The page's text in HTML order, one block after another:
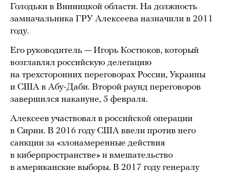
Голодьки в Винницкой области. На должность
замначальника ГРУ Алексеева назначили в 2011
году.
Его руководитель — Игорь Костюков, который
возглавлял российскую делегацию
на трехсторонних переговорах России, Украины
и США в Абу-Даби. Второй раунд переговоров
завершился накануне, 5 февраля.
Алексеев участвовал в российской операции
в Сирии. В 2016 году США ввели против него
санкции за «злонамеренные действия
в киберпространстве» и вмешательство
в американские выборы. В 2017 году генералу